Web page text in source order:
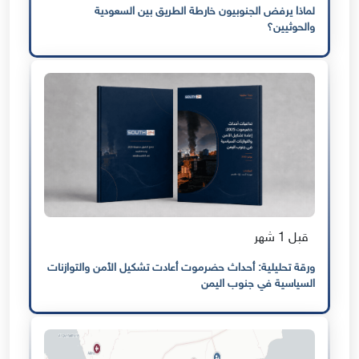
لماذا يرفض الجنوبيون خارطة الطريق بين السعودية
والحوثيين؟
قبل 1 شهر
ورقة تحليلية: أحداث حضرموت أعادت تشكيل الأمن والتوازنات
السياسية في جنوب اليمن